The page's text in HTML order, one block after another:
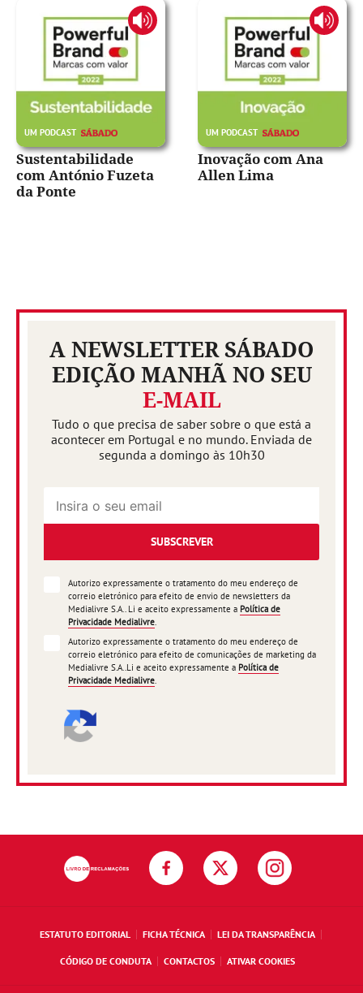
Sustentabilidade
com António Fuzeta
da Ponte
Inovação com Ana
Allen Lima
A NEWSLETTER SÁBADO
EDIÇÃO MANHÃ NO SEU
E-MAIL
Tudo o que precisa de saber sobre o que está a
acontecer em Portugal e no mundo. Enviada de
segunda a domingo às 10h30
SUBSCREVER
Autorizo expressamente o tratamento do meu endereço de
correio eletrónico para efeito de envio de newsletters da
Medialivre S.A.. Li e aceito expressamente a Política de
Privacidade Medialivre.
Autorizo expressamente o tratamento do meu endereço de
correio eletrónico para efeito de comunicações de marketing da
Medialivre S.A..Li e aceito expressamente a Política de
Privacidade Medialivre.
ESTATUTO EDITORIAL FICHA TÉCNICA LEI DA TRANSPARÊNCIA
CÓDIGO DE CONDUTA CONTACTOS ATIVAR COOKIES